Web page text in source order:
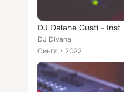
DJ Dalane Gusti - Inst
DJ Divana
Сингл
2022